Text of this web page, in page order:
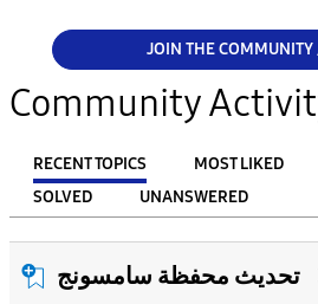
JOIN THE
Community
RECENT TOPICS MOST LIKED
SOLVED
UNANSWERED
FILTER:
Fromتحديث محفظة سامسونج